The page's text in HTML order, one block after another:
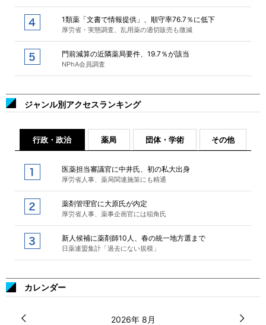
1類薬「文書で情報提供」、順守率76.7％に低下
厚労省・実態調査、乱用薬の適切販売も微減
門前減算の近隣薬局要件、19.7％が該当
NPhA会員調査
ジャンル別アクセスランキング
行政・政治 薬局 団体・学術 その他
医薬担当審議官に中井氏、初の私大出身
厚労省人事、薬局関連施策にも精通
薬剤管理官に大原氏が内定
厚労省人事、薬事企画官には稲角氏
新人候補に薬剤師10人、春の統一地方選まで
日薬連盟集計「過去にない規模」
カレンダー
2026年 8月